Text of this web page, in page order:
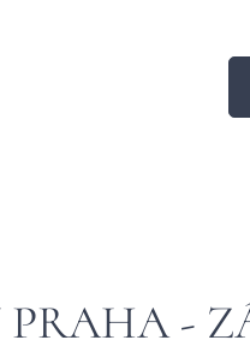
PRAHA -